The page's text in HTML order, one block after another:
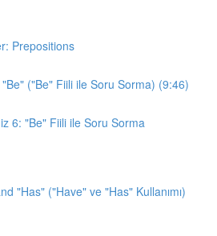
Prepositions
("Be" Fiili ile Soru Sorma) (9:46)
6: "Be" Fiili ile Soru Sorma
"Has" ("Have" ve "Has" Kullanımı)